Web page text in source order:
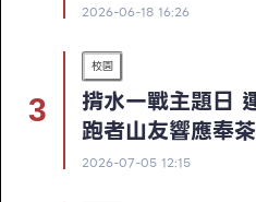
2026-06-18 16:26
校園
揹水一戰主題日
跑者山友響應奉
2026-07-05 12:15